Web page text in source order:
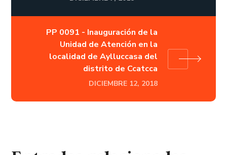
PP 0091 - Inauguración de la
Unidad de Atención en la
localidad de Aylluccasa del
distrito de Ccatcca
DICIEMBRE 12, 2018